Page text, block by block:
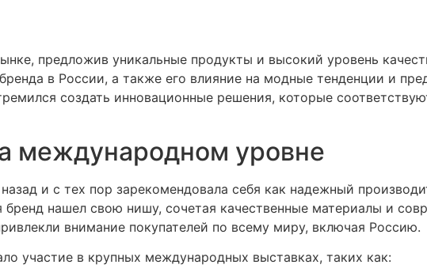
предложив уникальные продукты и высокий уровень
в России, а также его влияние на модные тенденции и
создать инновационные решения, которые
международном уровне
и с тех пор зарекомендовала себя как надежный
нашел свою нишу, сочетая качественные материалы и
внимание покупателей по всему миру, включая Россию.
участие в крупных международных выставках, таких как: